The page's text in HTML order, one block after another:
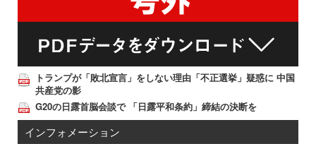
トランプが「敗北宣言」をしない理由「不正選挙」疑惑に 中国
共産党の影
G20の日露首脳会談で 「日露平和条約」締結の決断を
インフォメーション